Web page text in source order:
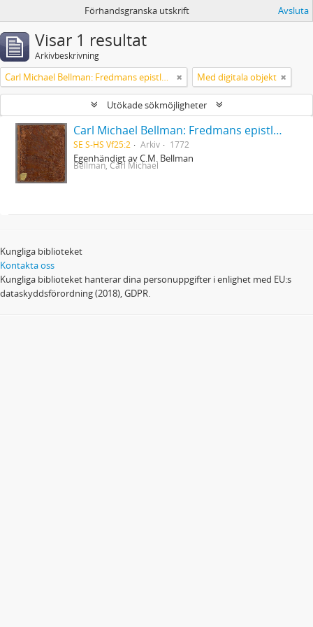
Förhandsgranska utskrift Avsluta
Visar 1 resultat
Arkivbeskrivning
Carl Michael Bellman: Fredmans epistlar [dedicerade till J.D. Duwall] Del 2 Med digitala objekt
Utökade sökmöjligheter
Carl Michael Bellman: Fredmans epistlar [dedicerade till J.D. Duwall] Del 2
SE S-HS Vf25:2 Arkiv 1772
Egenhändigt av C.M. Bellman
Bellman, Carl Michael
Kungliga biblioteket
Kontakta oss
Kungliga biblioteket hanterar dina personuppgifter i enlighet med EU:s
dataskyddsförordning (2018), GDPR.